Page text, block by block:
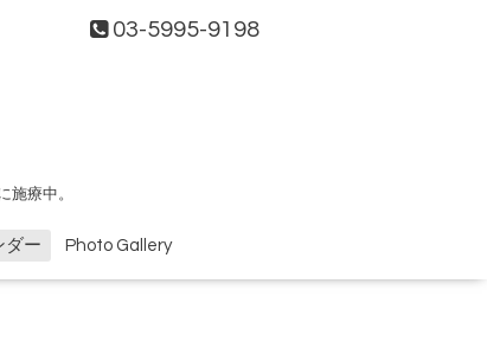
03-5995-9198
施療中。
ダー Photo Gallery